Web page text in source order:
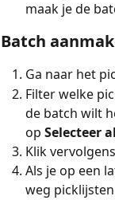
maak je de
Batch
Ga naar het
Filter welke
de batch wilt
op Selecteer
Klik vervolgens
Als je op een
weg